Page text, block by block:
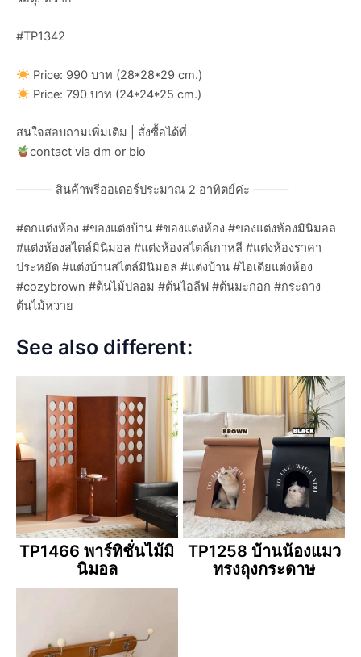
#TP1342
Price: 990 บาท (28*28*29 cm.)
Price: 790 บาท (24*24*25 cm.)
สนใจสอบถามเพิ่มเติม | สั่งซื้อได้ที่
contact via dm or bio
——— สินค้าพรีออเดอร์ประมาณ 2 อาทิตย์ค่ะ ———
#ตกแต่งห้อง #ของแต่งบ้าน #ของแต่งห้อง #ของแต่งห้องมินิมอล
#แต่งห้องสไตล์มินิมอล #แต่งห้องสไตล์เกาหลี #แต่งห้องราคา
ประหยัด #แต่งบ้านสไตล์มินิมอล #แต่งบ้าน #ไอเดียแต่งห้อง
#cozybrown #ต้นไม้ปลอม #ต้นไอลีฟ #ต้นมะกอก #กระถาง
ต้นไม้หวาย
See also different:
TP1466 พาร์ทิชั่นไม้มิ
นิมอล
TP1258 บ้านน้องแมว
ทรงถุงกระดาษ